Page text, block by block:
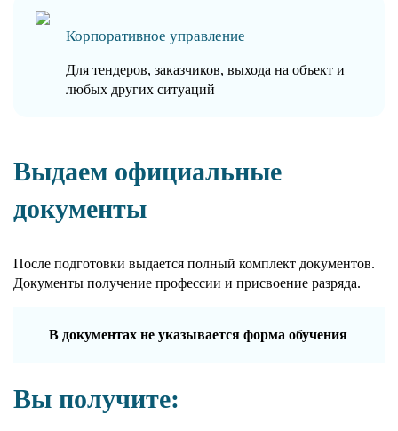
Корпоративное управление
Для тендеров, заказчиков, выхода на объект и
любых других ситуаций
Выдаем официальные
документы
После подготовки выдается полный комплект документов.
Документы получение профессии и присвоение разряда.
В документах не указывается форма обучения
Вы получите: